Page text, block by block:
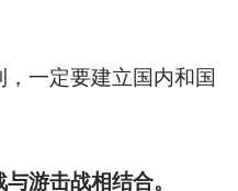
一定要建立国内和国
游击战相结合。